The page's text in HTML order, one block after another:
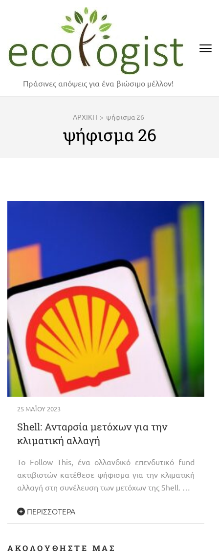
Enter)
Πράσινες απόψεις για ένα βιώσιμο μέλλον!
ΑΡΧΙΚΗ > ψήφισμα 26
ψήφισμα 26
25 ΜΑΪ́ΟΥ 2023
Shell: Ανταρσία μετόχων για την
κλιματική αλλαγή
Το Follow This, ένα ολλανδικό επενδυτικό fund
ακτιβιστών κατέθεσε ψήφισμα για την κλιματική
αλλαγή στη συνέλευση των μετόχων της Shell. …
ΠΕΡΙΣΣΌΤΕΡΑ
ΑΚΟΛΟΥΘΉΣΤΕ ΜΑΣ